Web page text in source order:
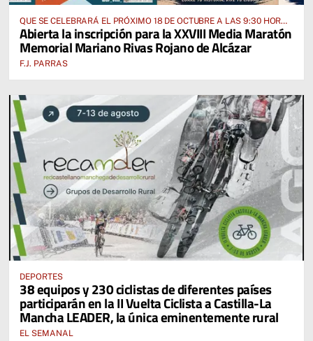
QUE SE CELEBRARÁ EL PRÓXIMO 18 DE OCTUBRE A LAS 9:30 HORAS
DESDE EL PABELLÓN VICENTE PANIAGUA
Abierta la inscripción para la XXVIII Media Maratón
Memorial Mariano Rivas Rojano de Alcázar
F.J. PARRAS
DEPORTES
38 equipos y 230 ciclistas de diferentes países
participarán en la II Vuelta Ciclista a Castilla-La
Mancha LEADER, la única eminentemente rural
EL SEMANAL